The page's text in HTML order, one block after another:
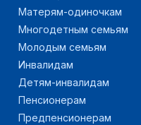
Матерям-одиночкам
Многодетным семьям
Молодым семьям
Инвалидам
Детям-инвалидам
Пенсионерам
Предпенсионерам